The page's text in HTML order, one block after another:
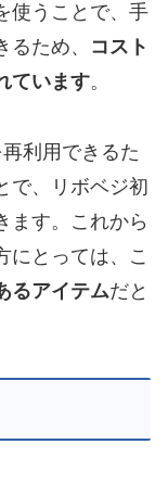
使うことで、手
ため、 コスト
ています。
利用できるた
で、リボベジ初
ます。これから
にとっては、こ
るアイテムだと